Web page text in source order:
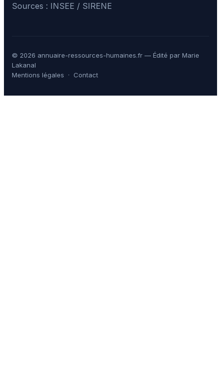
Sources : INSEE / SIRENE
© 2026 annuaire-ressources-humaines.fr — Édité par Marie
Lakanal
Mentions légales · Contact